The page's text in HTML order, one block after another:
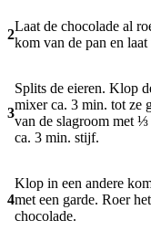
2
Laat de chocolade al
kom van de pan en
3
Splits de eieren. Klop
mixer ca. 3 min. tot ze
van de slagroom met
ca. 3 min. stijf.
4
Klop in een andere
met een garde. Roer
chocolade.